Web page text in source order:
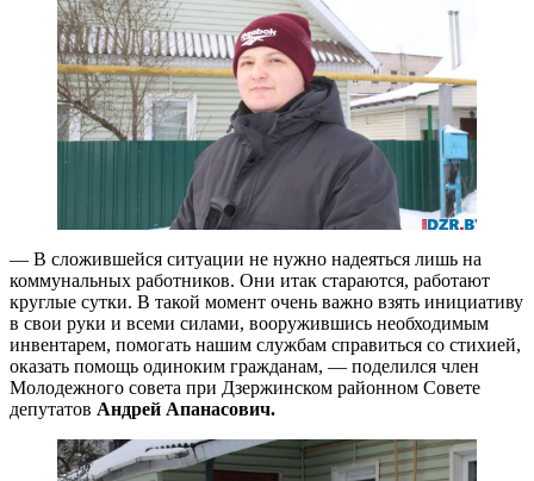
— В сложившейся ситуации не нужно надеяться лишь на
коммунальных работников. Они итак стараются, работают
круглые сутки. В такой момент очень важно взять инициативу
в свои руки и всеми силами, вооружившись необходимым
инвентарем, помогать нашим службам справиться со стихией,
оказать помощь одиноким гражданам, — поделился член
Молодежного совета при Дзержинском районном Совете
депутатов Андрей Апанасович.